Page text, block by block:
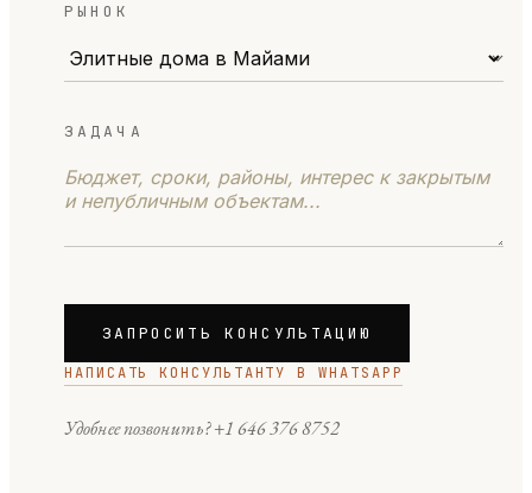
РЫНОК
ЗАДАЧА
ЗАПРОСИТЬ КОНСУЛЬТАЦИЮ
НАПИСАТЬ КОНСУЛЬТАНТУ В WHATSAPP
Удобнее позвонить?+1 646 376 8752